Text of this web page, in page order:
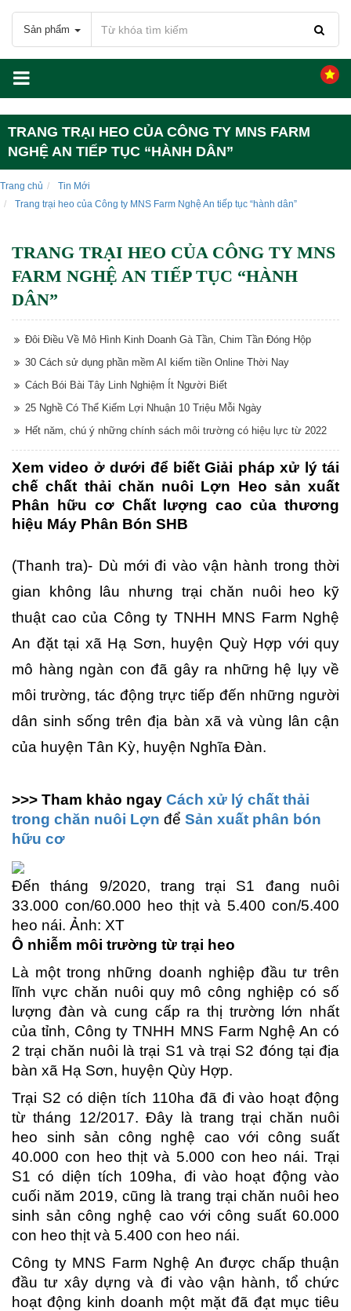
Sản phẩm
TRANG TRẠI HEO CỦA CÔNG TY MNS FARM
NGHỆ AN TIẾP TỤC “HÀNH DÂN”
Trang chủ
Tin Mới
Trang trại heo của Công ty MNS Farm Nghệ An tiếp tục “hành dân”
TRANG TRẠI HEO CỦA CÔNG TY MNS
FARM NGHỆ AN TIẾP TỤC “HÀNH
DÂN”
Đôi Điều Về Mô Hình Kinh Doanh Gà Tần, Chim Tần Đóng Hộp
30 Cách sử dụng phần mềm AI kiếm tiền Online Thời Nay
Cách Bói Bài Tây Linh Nghiệm Ít Người Biết
25 Nghề Có Thể Kiếm Lợi Nhuận 10 Triệu Mỗi Ngày
Hết năm, chú ý những chính sách môi trường có hiệu lực từ 2022
Xem video ở dưới để biết Giải pháp xử lý tái
chế chất thải chăn nuôi Lợn Heo sản xuất
Phân hữu cơ Chất lượng cao của thương
hiệu Máy Phân Bón SHB
(Thanh tra)- Dù mới đi vào vận hành trong thời
gian không lâu nhưng trại chăn nuôi heo kỹ
thuật cao của Công ty TNHH MNS Farm Nghệ
An đặt tại xã Hạ Sơn, huyện Quỳ Hợp với quy
mô hàng ngàn con đã gây ra những hệ lụy về
môi trường, tác động trực tiếp đến những người
dân sinh sống trên địa bàn xã và vùng lân cận
của huyện Tân Kỳ, huyện Nghĩa Đàn.
>>> Tham khảo ngay Cách xử lý chất thải
trong chăn nuôi Lợn để Sản xuất phân bón
hữu cơ
Đến tháng 9/2020, trang trại S1 đang nuôi
33.000 con/60.000 heo thịt và 5.400 con/5.400
heo nái. Ảnh: XT
Ô nhiễm môi trường từ trại heo
Là một trong những doanh nghiệp đầu tư trên
lĩnh vực chăn nuôi quy mô công nghiệp có số
lượng đàn và cung cấp ra thị trường lớn nhất
của tỉnh, Công ty TNHH MNS Farm Nghệ An có
2 trại chăn nuôi là trại S1 và trại S2 đóng tại địa
bàn xã Hạ Sơn, huyện Qùy Hợp.
Trại S2 có diện tích 110ha đã đi vào hoạt động
từ tháng 12/2017. Đây là trang trại chăn nuôi
heo sinh sản công nghệ cao với công suất
40.000 con heo thịt và 5.000 con heo nái. Trại
S1 có diện tích 109ha, đi vào hoạt động vào
cuối năm 2019, cũng là trang trại chăn nuôi heo
sinh sản công nghệ cao với công suất 60.000
con heo thịt và 5.400 con heo nái.
Công ty MNS Farm Nghệ An được chấp thuận
đầu tư xây dựng và đi vào vận hành, tổ chức
hoạt động kinh doanh một mặt đã đạt mục tiêu